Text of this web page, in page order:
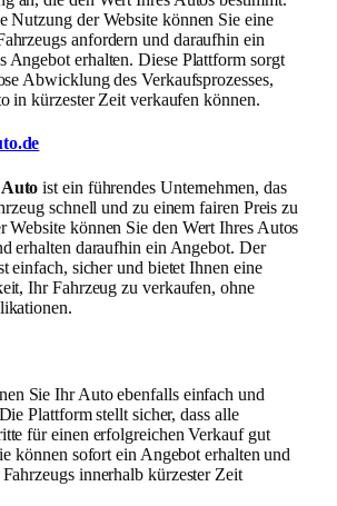
Nutzung der Website können Sie eine
anfordern und daraufhin ein
Angebot erhalten. Diese Plattform sorgt
Abwicklung des Verkaufsprozesses,
in kürzester Zeit verkaufen können.
ist ein führendes Unternehmen, das
schnell und zu einem fairen Preis zu
Website können Sie den Wert Ihres Autos
erhalten daraufhin ein Angebot. Der
einfach, sicher und bietet Ihnen eine
Ihr Fahrzeug zu verkaufen, ohne
Sie Ihr Auto ebenfalls einfach und
Plattform stellt sicher, dass alle
für einen erfolgreichen Verkauf gut
können sofort ein Angebot erhalten und
innerhalb kürzester Zeit